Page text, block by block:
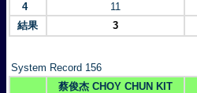
4
11
結果
3
System Record 156
蔡俊杰 CHOY CHUN KIT